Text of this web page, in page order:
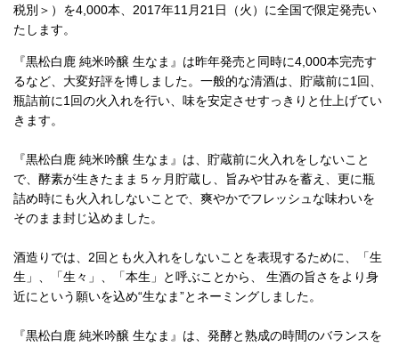
税別＞）を4,000本、2017年11月21日（火）に全国で限定発売い
たします。
『黒松白鹿 純米吟醸 生なま』は昨年発売と同時に4,000本完売す
るなど、大変好評を博しました。一般的な清酒は、貯蔵前に1回、
瓶詰前に1回の火入れを行い、味を安定させすっきりと仕上げてい
きます。
『黒松白鹿 純米吟醸 生なま』は、貯蔵前に火入れをしないこと
で、酵素が生きたまま５ヶ月貯蔵し、旨みや甘みを蓄え、更に瓶
詰め時にも火入れしないことで、爽やかでフレッシュな味わいを
そのまま封じ込めました。
酒造りでは、2回とも火入れをしないことを表現するために、「生
生」、「生々」、「本生」と呼ぶことから、 生酒の旨さをより身
近にという願いを込め“生なま”とネーミングしました。
『黒松白鹿 純米吟醸 生なま』は、発酵と熟成の時間のバランスを